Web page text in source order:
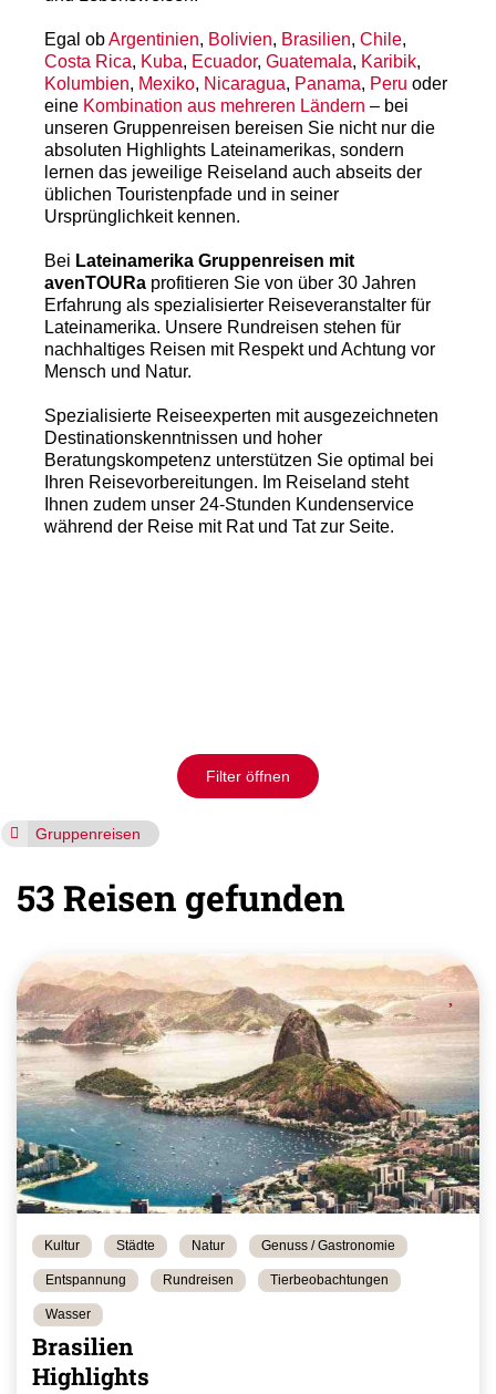
Egal obArgentinien, Bolivien, Brasilien, Chile,
Costa Rica, Kuba, Ecuador, Guatemala, Karibik,
Kolumbien, Mexiko, Nicaragua, Panama, Peru oder
eine Kombination aus mehreren Ländern – bei
unseren Gruppenreisen bereisen Sie nicht nur die
absoluten Highlights Lateinamerikas, sondern
lernen das jeweilige Reiseland auch abseits der
üblichen Touristenpfade und in seiner
Ursprünglichkeit kennen.
Bei Lateinamerika Gruppenreisen mit
avenTOURa profitieren Sie von über 30 Jahren
Erfahrung als spezialisierter Reiseveranstalter für
Lateinamerika. Unsere Rundreisen stehen für
nachhaltiges Reisen mit Respekt und Achtung vor
Mensch und Natur.
Spezialisierte Reiseexperten mit ausgezeichneten
Destinationskenntnissen und hoher
Beratungskompetenz unterstützen Sie optimal bei
Ihren Reisevorbereitungen. Im Reiseland steht
Ihnen zudem unser 24-Stunden Kundenservice
während der Reise mit Rat und Tat zur Seite.
Filter öffnen
Gruppenreisen
53 Reisen gefunden
Kultur Städte Natur Genuss / Gastronomie
Entspannung Rundreisen Tierbeobachtungen
Wasser
Brasilien
Highlights